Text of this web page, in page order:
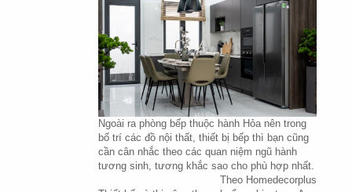
Ngoài ra phòng bếp thuộc hành Hỏa nên trong
bố trí các đồ nội thất, thiết bị bếp thì bạn cũng
cần cân nhắc theo các quan niệm ngũ hành
tương sinh, tương khắc sao cho phù hợp nhất.
Theo Homedecorplus